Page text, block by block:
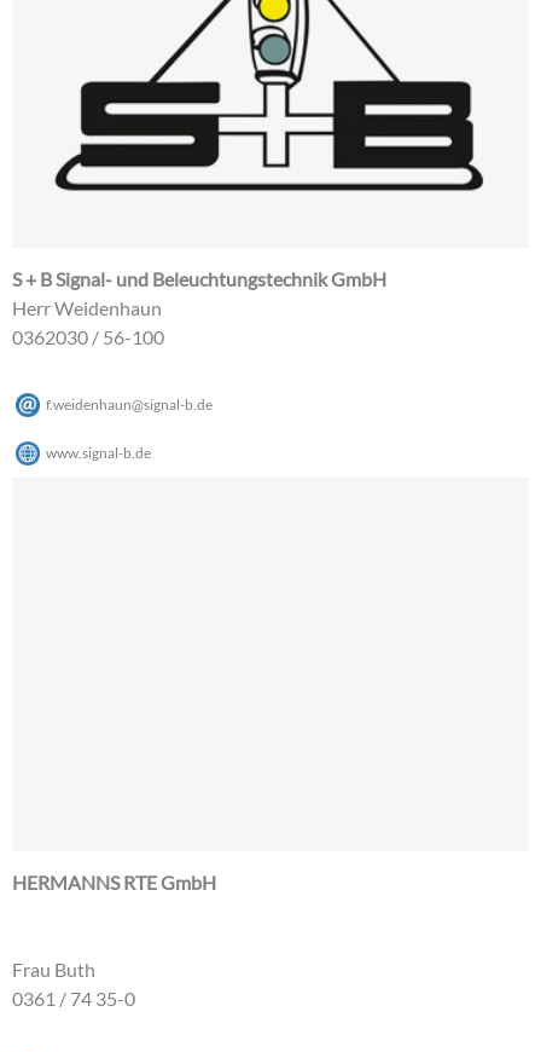
S + B Signal- und Beleuchtungstechnik GmbH
Herr Weidenhaun
0362030 / 56-100
f.weidenhaun@signal-b.de
www.signal-b.de
HERMANNS RTE GmbH
Frau Buth
0361 / 74 35-0